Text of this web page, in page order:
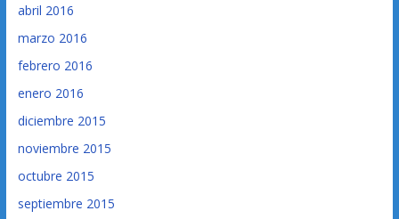
abril 2016
marzo 2016
febrero 2016
enero 2016
diciembre 2015
noviembre 2015
octubre 2015
septiembre 2015